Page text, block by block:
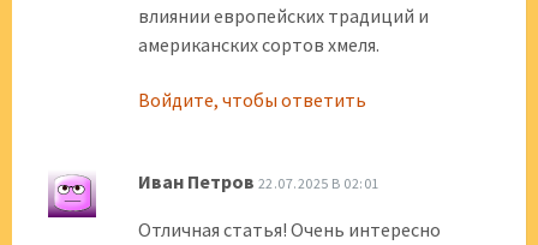
влиянии европейских традиций и
американских сортов хмеля.
Войдите, чтобы ответить
Иван Петров 22.07.2025 В 02:01
Отличная статья! Очень интересно